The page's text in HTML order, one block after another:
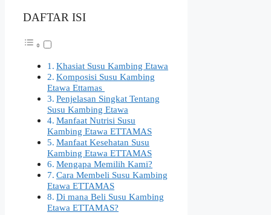
DAFTAR ISI
Khasiat Susu Kambing Etawa
Komposisi Susu Kambing
Etawa Ettamas
Penjelasan Singkat Tentang
Susu Kambing Etawa
Manfaat Nutrisi Susu
Kambing Etawa ETTAMAS
Manfaat Kesehatan Susu
Kambing Etawa ETTAMAS
Mengapa Memilih Kami?
Cara Membeli Susu Kambing
Etawa ETTAMAS
Di mana Beli Susu Kambing
Etawa ETTAMAS?